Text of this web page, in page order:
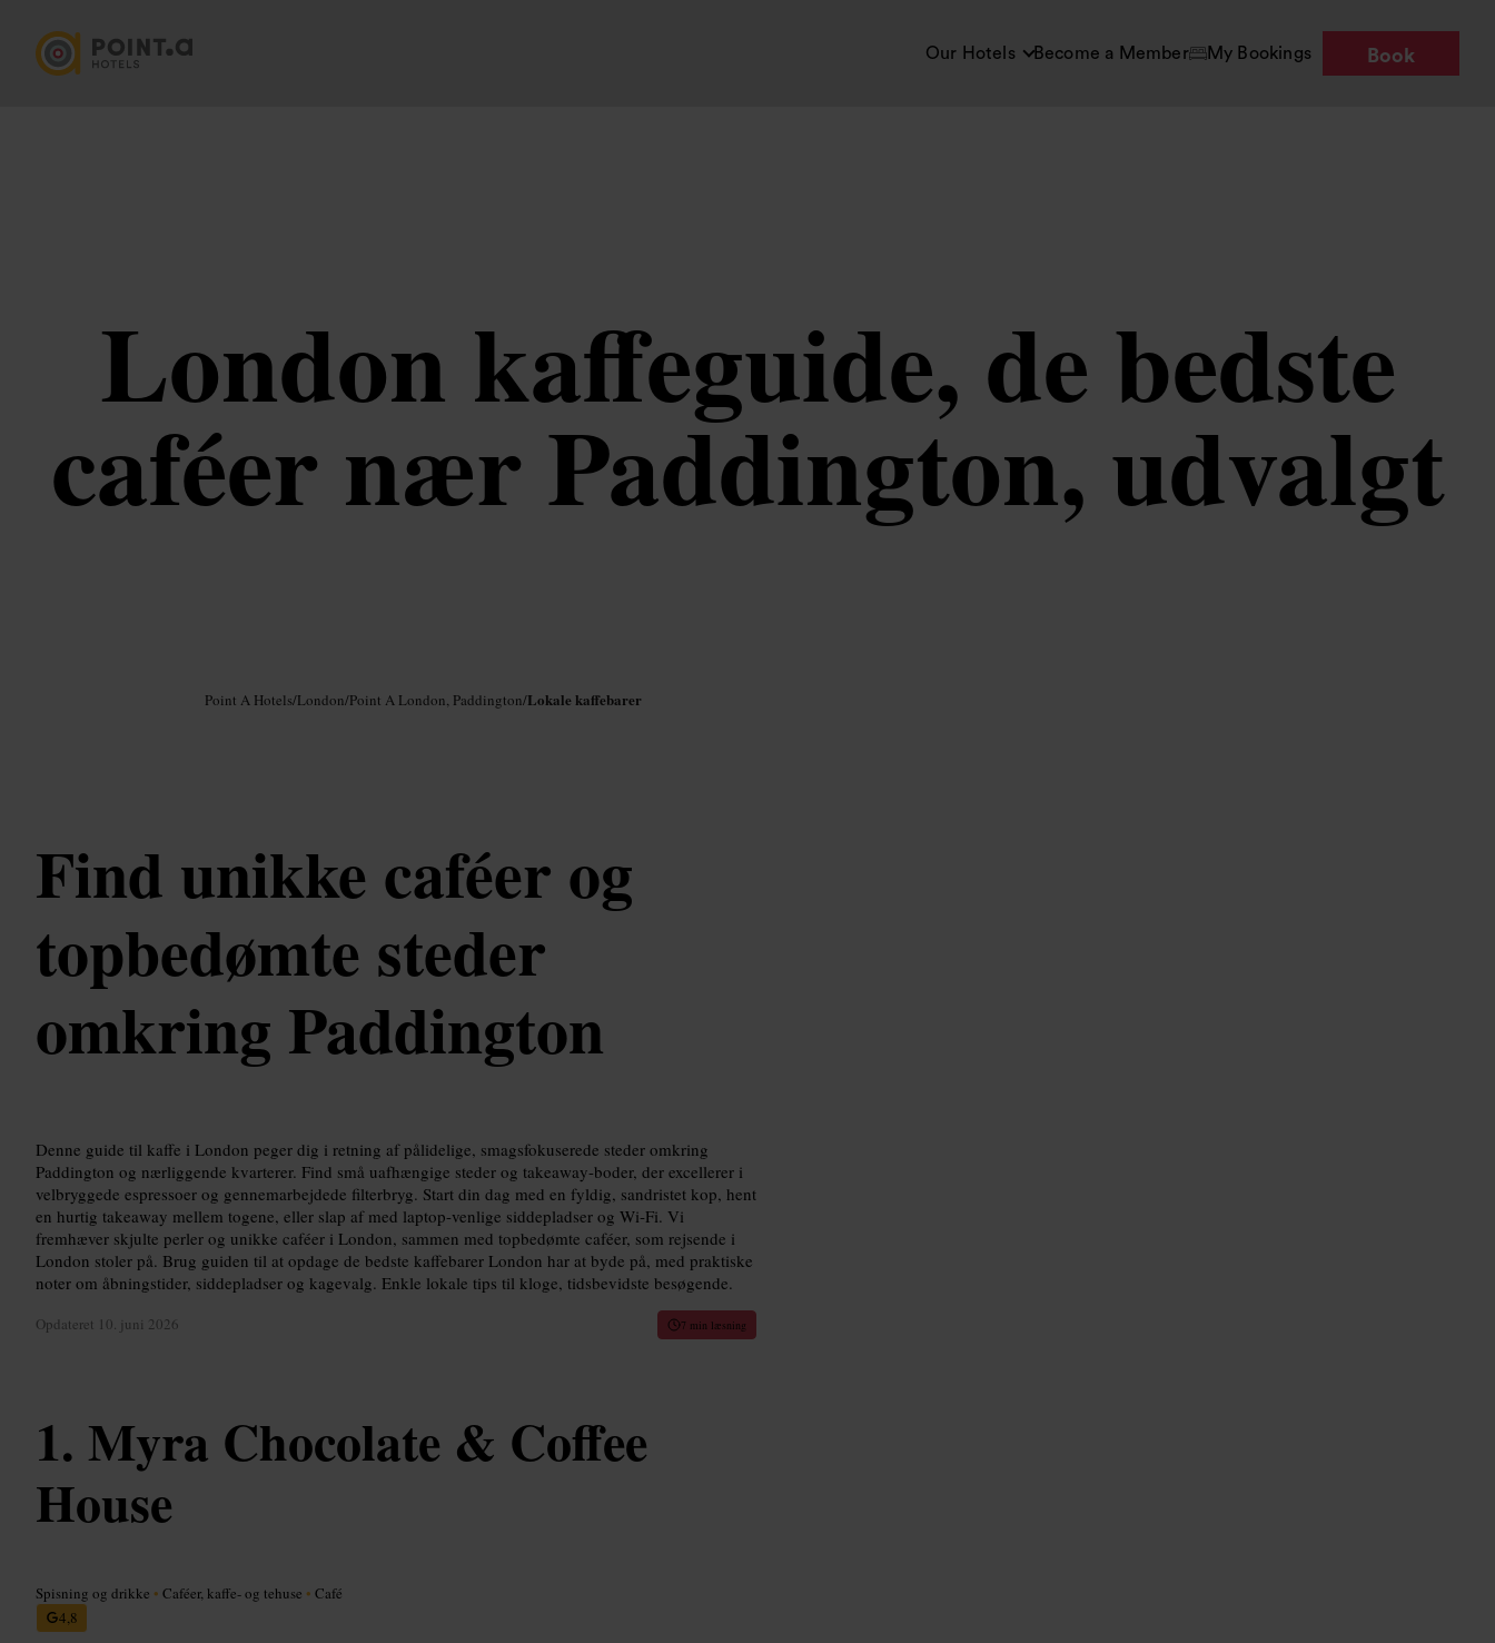
Our Hotels Become a Member My Bookings Book
London kaffeguide, de bedste
caféer nær Paddington, udvalgt
Point A Hotels/London/Point A London, Paddington/Lokale kaffebarer
Find unikke caféer og
topbedømte steder
omkring Paddington
Denne guide til kaffe i London peger dig i retning af pålidelige, smagsfokuserede steder omkring
Paddington og nærliggende kvarterer. Find små uafhængige steder og takeaway-boder, der excellerer i
velbryggede espressoer og gennemarbejdede filterbryg. Start din dag med en fyldig, sandristet kop, hent
en hurtig takeaway mellem togene, eller slap af med laptop-venlige siddepladser og Wi‑Fi. Vi
fremhæver skjulte perler og unikke caféer i London, sammen med topbedømte caféer, som rejsende i
London stoler på. Brug guiden til at opdage de bedste kaffebarer London har at byde på, med praktiske
noter om åbningstider, siddepladser og kagevalg. Enkle lokale tips til kloge, tidsbevidste besøgende.
Opdateret 10. juni 2026 7 min læsning
Myra Chocolate & Coffee
House
Spisning og drikke • Caféer, kaffe- og tehuse • Café
4,8